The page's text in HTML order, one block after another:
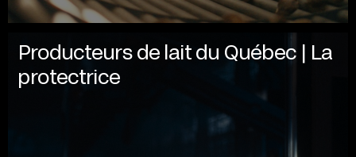
Producteurs de lait du Québec | La
protectrice